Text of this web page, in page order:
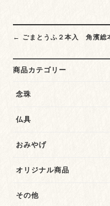
Post
navigation
← ごまとうふ２本入 角濱総
商品カテゴリー
念珠
仏具
おみやげ
オリジナル商品
その他